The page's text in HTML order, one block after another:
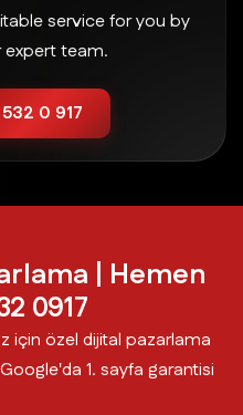
service for you by
team.
0 917
| Hemen
0917
için özel dijital pazarlama
1. sayfa garantisi